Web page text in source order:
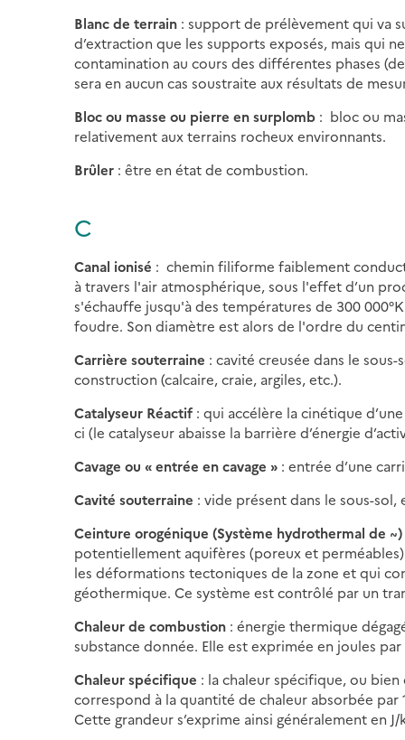
Blanc de terrain : support de prélèvement qui va
d’extraction que les supports exposés, mais qui
contamination au cours des différentes phases
sera en aucun cas soustraite aux résultats de
Bloc ou masse ou pierre en surplomb : bloc ou
relativement aux terrains rocheux environnants.
Brûler : être en état de combustion.
C
Canal ionisé : chemin filiforme faiblement
à travers l'air atmosphérique, sous l'effet d’un
s'échauffe jusqu'à des températures de 300
foudre. Son diamètre est alors de l'ordre du
Carrière souterraine : cavité creusée dans le
construction (calcaire, craie, argiles, etc.).
Catalyseur Réactif : qui accélère la cinétique
ci (le catalyseur abaisse la barrière d’énergie
Cavage ou « entrée en cavage » : entrée d’une
Cavité souterraine : vide présent dans le sous-
Ceinture orogénique (Système hydrothermal de ~)
potentiellement aquifères (poreux et
les déformations tectoniques de la zone et qui
géothermique. Ce système est contrôlé par un
Chaleur de combustion : énergie thermique
substance donnée. Elle est exprimée en joules par
Chaleur spécifique : la chaleur spécifique, ou bien
correspond à la quantité de chaleur absorbée par
Cette grandeur s’exprime ainsi généralement en J/